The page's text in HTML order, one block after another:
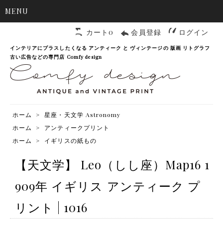
MENU
カート0 会員登録 ログイン
インテリアにプラスしたくなる アンティーク と ヴィンテージの 版画 リトグラフ
古い広告などの専門店 Comfy design
ホーム >
星座・天文学 Astronomy
ホーム
>
アンティークプリント
ホーム
> イギリスの紙もの
【天文学】 Leo（しし座）Map16 1
909年 イギリス アンティーク プ
リント | 1016